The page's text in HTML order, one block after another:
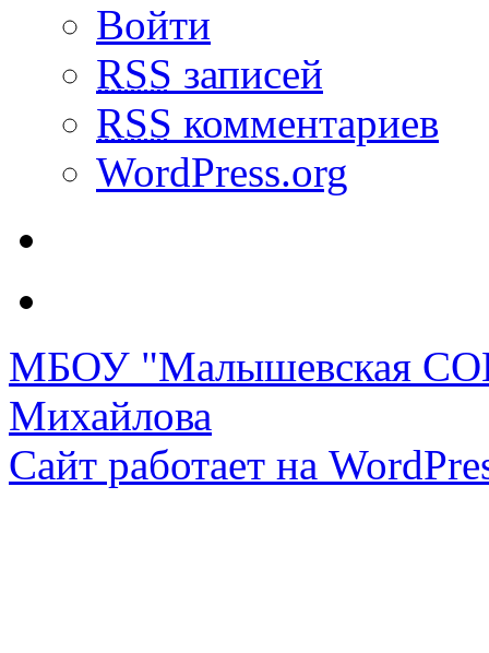
Войти
RSS записей
RSS комментариев
WordPress.org
МБОУ "Малышевская
Михайлова
Сайт работает на